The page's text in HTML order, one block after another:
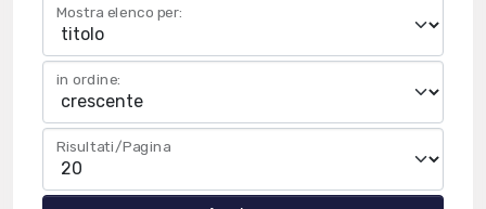
Mostra elenco per:
in ordine:
Risultati/Pagina